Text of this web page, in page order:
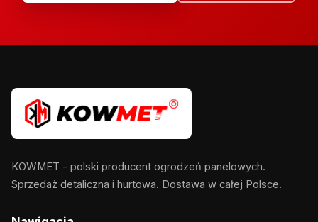
KOWMET - polski producent ogrodzeń panelowych.
Sprzedaż detaliczna i hurtowa. Dostawa w całej Polsce.